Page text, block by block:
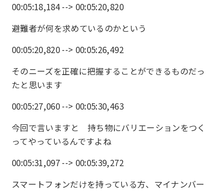
00:05:18,184 --> 00:05:20,820
避難者が何を求めているのかという
00:05:20,820 --> 00:05:26,492
そのニーズを正確に把握することができるものだっ
たと思います
00:05:27,060 --> 00:05:30,463
今回で言いますと 持ち物にバリエーションをつく
ってやっているんですよね
00:05:31,097 --> 00:05:39,272
スマートフォンだけを持っている方、マイナンバー